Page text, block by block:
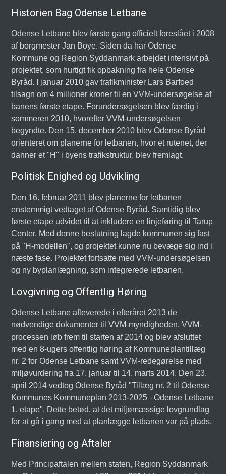
Historien Bag Odense Letbane
Odense Letbane blev første gang officielt foreslået i 2008
af borgmester Jan Boye. Siden da har Odense
Kommune og Region Syddanmark arbejdet intensivt på
projektet, som hurtigt fik opbakning fra hele Odense
Byråd. I januar 2010 gav trafikminister Lars Barfoed
tilsagn om 4 millioner kroner til en VVM-undersøgelse af
banens første etape. Forundersøgelsen blev færdig i
sommeren 2010, hvorefter VVM-undersøgelsen
begyndte. Den 15. december 2010 blev Odense Byråd
orienteret om planerne for letbanen, hvor et rutenet, der
danner et "H" i byens trafikstruktur, blev fremlagt.
Politisk Enighed og Udvikling
Den 16. februar 2011 blev planerne for letbanen
enstemmigt vedtaget af Odense Byråd. Samtidig blev
første etape udvidet til at inkludere en linjeføring til Tarup
Center. Med denne beslutning lagde kommunen sig fast
på "H-modellen", og projektet kunne nu bevæge sig ind i
næste fase. Projektet fortsatte med VVM-undersøgelsen
og ny byplanlægning, som integrerede letbanen.
Lovgivning og Offentlig Høring
Odense Letbane afleverede i efteråret 2013 de
nødvendige dokumenter til VVM-myndigheden. VVM-
processen løb frem til starten af 2014 og blev afsluttet
med en 8-ugers offentlig høring af Kommuneplantillæg
nr. 2 for Odense Letbane samt VVM-redegørelse med
miljøvurdering fra 17. januar til 14. marts 2014. Den 23.
april 2014 vedtog Odense Byråd "Tillæg nr. 2 til Odense
Kommunes Kommuneplan 2013-2025 - Odense Letbane
1. etape". Dette betød, at det miljømæssige lovgrundlag
for at gå i gang med at planlægge letbanen var på plads.
Finansiering og Aftaler
Med Principaftalen mellem staten, Region Syddanmark